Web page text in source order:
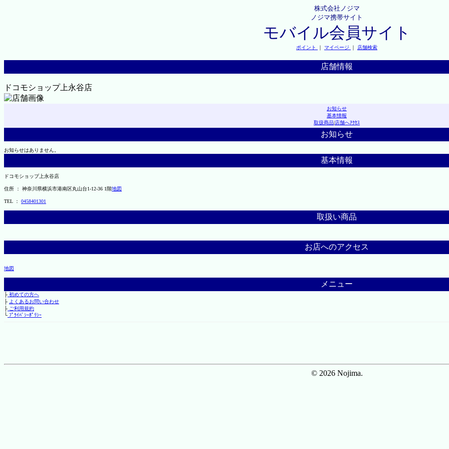
株式会社ノジマ
ノジマ携帯サイト
モバイル会員サイト
ポイント ｜ マイページ ｜ 店舗検索
店舗情報
ドコモショップ上永谷店
お知らせ
基本情報
取扱商品|店舗へｱｸｾｽ
お知らせ
お知らせはありません。
基本情報
ドコモショップ上永谷店
住所 ： 神奈川県横浜市港南区丸山台1-12-36 1階地図
TEL ： 0458401301
取扱い商品
お店へのアクセス
地図
メニュー
├初めての方へ
├ よくあるお問い合わせ
├ご利用規約
└ﾌﾟﾗｲﾊﾞｼｰﾎﾟﾘｼｰ
© 2026 Nojima.